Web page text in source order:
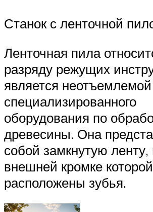
Станок с ленточной
Ленточная пила
разряду режущих
является
специализированного
оборудования по
древесины. Она
собой замкнутую ленту,
внешней кромке которой
расположены зубья.